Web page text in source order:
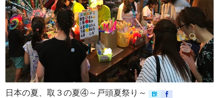
日本の夏、取３の夏④～戸頭夏祭り～